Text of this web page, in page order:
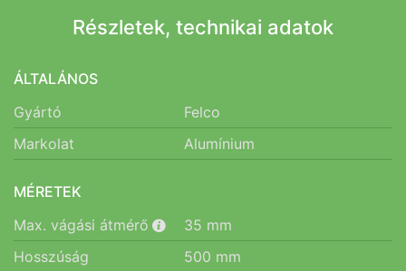
Részletek, technikai adatok
ÁLTALÁNOS
Gyártó
Felco
Markolat
Alumínium
MÉRETEK
Max. vágási átmérő
35 mm
Hosszúság
500 mm